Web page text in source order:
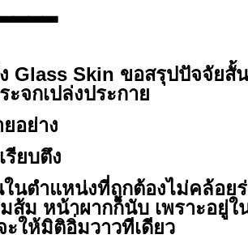
Glass Skin ขอสรุปปัจจัยสั้
จกเปล่งประกาย⁣⁣
อย่าง⁣⁣
ยบตึง
นตำแหน่งที่ถูกต้องไม่คล้อยร่
มส้ม หน้าผากก็นับ เพราะอยู่ใ
ะให้มิติอิ่มวาวทีเดียว⁣⁣